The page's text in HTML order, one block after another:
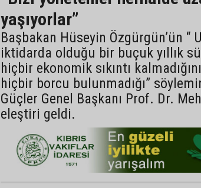
yaşıyorlar”
Başbakan Hüseyin Özgürgün’ün “
iktidarda olduğu bir buçuk yıllık
hiçbir ekonomik sıkıntı
hiçbir borcu bulunmadığı”
Güçler Genel Başkanı Prof. Dr.
eleştiri geldi.